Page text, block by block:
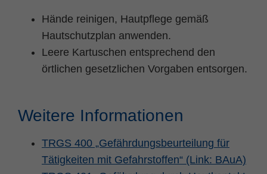
Hände reinigen, Hautpflege gemäß
Hautschutzplan anwenden.
Leere Kartuschen entsprechend den
örtlichen gesetzlichen Vorgaben entsorgen.
Weitere Informationen
TRGS 400 „Gefährdungsbeurteilung für
Tätigkeiten mit Gefahrstoffen“ (Link: BAuA)